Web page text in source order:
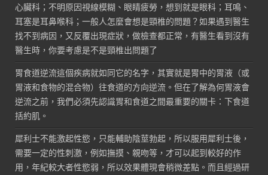
心臟科；不明原因視線模糊、眼睛疲勞，想到就是眼科；耳鳴、
耳塞是耳鼻喉科；一般人怎麼會想是頸椎的問題？如果遇到醫生
找不到病因，又反覆出現症狀，做檢查都正常，有醫生看到沒有
醫生時，你要考慮是不是頸椎出問題了
胃食道逆流這個疾病就如同它的名字，其實就是胃中的胃液（或
胃液和食物的混合物）往食道的方向逆流。但在了解為何胃液會
逆流之前，我們必須先認識胃和食道之間最重要的關卡：下食道
括約肌。
犀利士不能激起性慾，只能輔助陰莖勃起，所以服用犀利士後，
需要一定的性刺激，例如撫摸、親吻等，才可以起到較好的作
用，年紀較大者性慾弱，所以效果體現會稍微差點。而且經過研